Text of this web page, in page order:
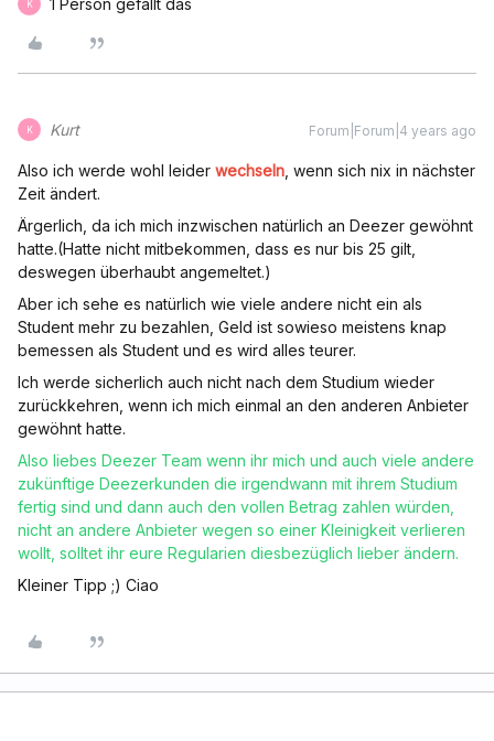
K 1 Person gefällt das
K Kurt Forum|Forum|4 years ago
Also ich werde wohl leider wechseln , wenn sich nix in nächster
Zeit ändert.
Ärgerlich, da ich mich inzwischen natürlich an Deezer gewöhnt
hatte.(Hatte nicht mitbekommen, dass es nur bis 25 gilt,
deswegen überhaubt angemeltet.)
Aber ich sehe es natürlich wie viele andere nicht ein als
Student mehr zu bezahlen, Geld ist sowieso meistens knap
bemessen als Student und es wird alles teurer.
Ich werde sicherlich auch nicht nach dem Studium wieder
zurückkehren, wenn ich mich einmal an den anderen Anbieter
gewöhnt hatte.
Also liebes Deezer Team wenn ihr mich und auch viele andere
zukünftige Deezerkunden die irgendwann mit ihrem Studium
fertig sind und dann auch den vollen Betrag zahlen würden,
nicht an andere Anbieter wegen so einer Kleinigkeit verlieren
wollt, solltet ihr eure Regularien diesbezüglich lieber ändern.
Kleiner Tipp ;) Ciao